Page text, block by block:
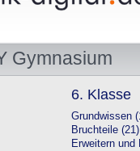
Gymnasium
6. Klasse
Grundwissen
Bruchteile (21)
Erweitern und